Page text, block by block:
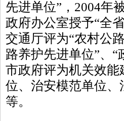
先进单位”，2004年
政府办公室授予“全
交通厅评为“农村公
路养护先进单位”、
市政府评为机关效
位、治安模范单位
等。